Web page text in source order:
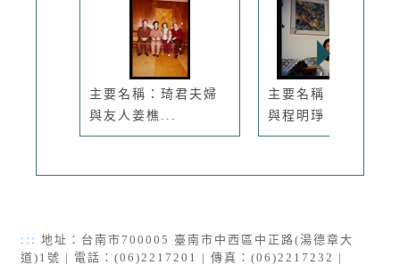
主要名稱：琦君夫婦
與友人姜樵...
主要名稱：琦君夫婦
與程明琤、...
::: 地址：台南市700005 臺南市中西區中正路(湯德章大
道)1號 | 電話：(06)2217201 | 傳真：(06)2217232 |